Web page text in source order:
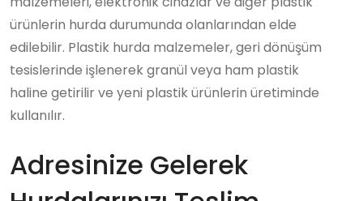
ürünlerin hurda durumunda olanlarından elde
edilebilir. Plastik hurda malzemeler, geri dönüşüm
tesislerinde işlenerek granül veya ham plastik
haline getirilir ve yeni plastik ürünlerin üretiminde
kullanılır.
Adresinize Gelerek